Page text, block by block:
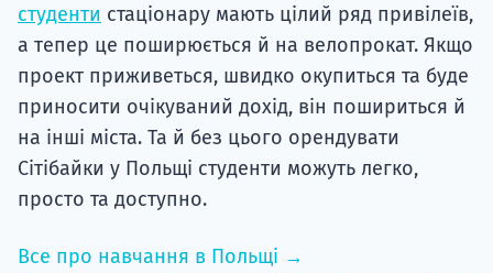
студенти стаціонару мають цілий ряд привілеїв,
а тепер це поширюється й на велопрокат. Якщо
проект приживеться, швидко окупиться та буде
приносити очікуваний дохід, він пошириться й
на інші міста. Та й без цього орендувати
Сітібайки у Польщі студенти можуть легко,
просто та доступно.
Все про навчання в Польщі →